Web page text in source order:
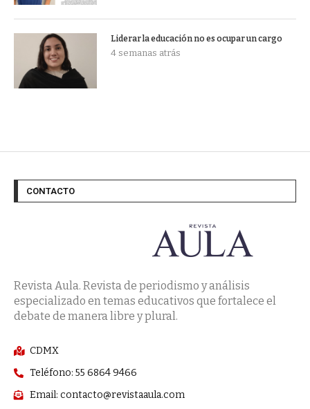
Liderar la educación no es ocupar un cargo
4 semanas atrás
CONTACTO
Revista Aula. Revista de periodismo y análisis
especializado en temas educativos que fortalece el
debate de manera libre y plural.
CDMX
Teléfono: 55 6864 9466
Email: contacto@revistaaula.com